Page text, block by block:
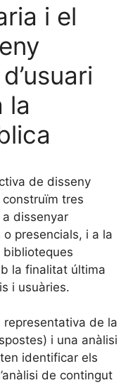
i el
la
de disseny
construïm tres
dissenyar
presencials, i a la
la finalitat última
i usuàries.
de la
i una anàlisi
identificar els
de contingut